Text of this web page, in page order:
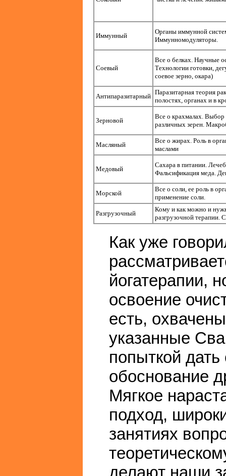
Иммунный
Органы иммунной
Иммунномодуляторы.
Соевый
Все о белках. Научные
Технологии готовки,
соевое зерно, окара)
Антипаразитарный
Паразитарная теория
полостях, органах и в
Зерновой
Все о крахмалах. Выбор
различных зерен.
Масляный
Все о жирах. Роль в
маслами
Медовый
Сахара в питании.
Фальсификация меда.
Морской
Все о соли, ее роль в
применение соли.
Разгрузочный
Кому и как можно и
разгрузочной терапии.
Как уже
йогатерапии,
освоение
есть,
указанные
попыткой
обоснование
Мягкое
подход,
занятиях
делают наши